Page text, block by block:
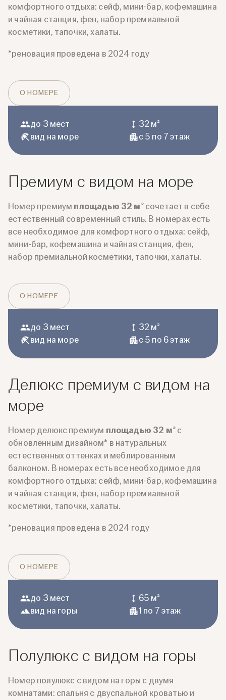
комфортного отдыха: сейф, мини-бар, кофемашина
и чайная станция, фен, набор премиальной
косметики, тапочки, халаты.
*реновация проведена в 2024 году
О НОМЕРЕ
до 3 мест
32 м²
вид на море
с 5 по 7 этаж
Премиум с видом на море
Номер премиум площадью 32 м²сочетает в себе
естественный современный стиль. В номерах есть
все необходимое для комфортного отдыха: сейф,
мини-бар, кофемашина и чайная станция, фен,
набор премиальной косметики, тапочки, халаты.
О НОМЕРЕ
до 3 мест
32 м²
вид на море
с 5 по 6 этаж
Делюкс премиум с видом на
море
Номер делюкс премиум площадью 32 м²с
обновленным дизайном* в натуральных
естественных оттенках и меблированным
балконом. В номерах есть все необходимое для
комфортного отдыха: сейф, мини-бар, кофемашина
и чайная станция, фен, набор премиальной
косметики, тапочки, халаты.
*реновация проведена в 2024 году
О НОМЕРЕ
до 3 мест
65 м²
вид на горы
1 по 7 этаж
Полулюкс с видом на горы
Номер полулюкс с видом на горы с двумя
комнатами: спальня с двуспальной кроватью и